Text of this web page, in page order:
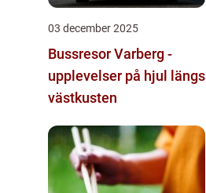
03 december 2025
Bussresor Varberg -
upplevelser på hjul längs
västkusten